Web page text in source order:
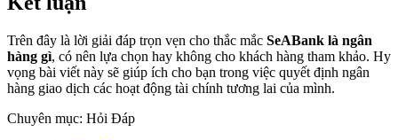
Trên đây là lời giải đáp trọn vẹn cho thắc mắc SeABank là ngân
hàng gì, có nên lựa chọn hay không cho khách hàng tham khảo. Hy
vọng bài viết này sẽ giúp ích cho bạn trong việc quyết định ngân
hàng giao dịch các hoạt động tài chính tương lai của mình.
Chuyên mục: Hỏi Đáp